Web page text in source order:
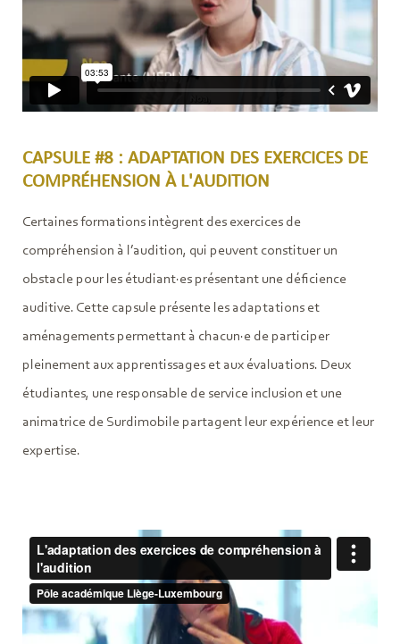
CAPSULE #8 : ADAPTATION DES EXERCICES DE
COMPRÉHENSION À L'AUDITION
Certaines formations intègrent des exercices de
compréhension à l’audition, qui peuvent constituer un
obstacle pour les étudiant·es présentant une déficience
auditive. Cette capsule présente les adaptations et
aménagements permettant à chacun·e de participer
pleinement aux apprentissages et aux évaluations. Deux
étudiantes, une responsable de service inclusion et une
animatrice de Surdimobile partagent leur expérience et leur
expertise.